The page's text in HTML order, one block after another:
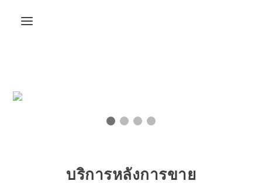
บริการหลังการขาย